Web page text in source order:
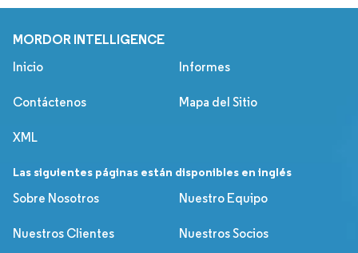
MORDOR INTELLIGENCE
Inicio Informes
Contáctenos Mapa del Sitio
XML
Las siguientes páginas están disponibles en inglés
Sobre Nosotros
Nuestro Equipo
Nuestros Clientes Nuestros Socios